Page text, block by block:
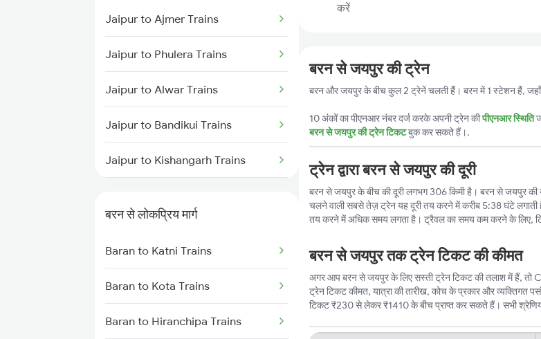
Baran to Phulera Trains
Baran to Hiranchipa Trains
Baran to Ajmer Trains
Baran to Jabalpur Trains
Baran to Jodhpur Trains
Baran to Kolkata Trains
Jaipur to Ajmer Trains
Jaipur to Phulera Trains
Jaipur to Alwar Trains
Jaipur to Bandikui Trains
Jaipur to Kishangarh Trains
Jaipur to New Delhi Trains
बरन से लोकप्रिय मार्ग
Baran to Katni Trains
Baran to Kota Trains
Baran to Hiranchipa Trains
करें
बरन से जयपुर की ट्रेन
बरन और जयपुर के बीच कुल 2 ट्रेनें चलती हैं। बरन में 1 स्टेशन हैं,
10 अंकों का पीएनआर नंबर दर्ज करके अपनी ट्रेन कीपीएनआर स्थिति
बरन से जयपुर की ट्रेन टिकटबुक कर सकते हैं।.
ट्रेन द्वारा बरन से जयपुर की दूरी
बरन से जयपुर के बीच की दूरी लगभग 306 किमी है। बरन से जयपुर की
चलने वाली सबसे तेज़ ट्रेन यह दूरी तय करने में करीब 5:38 घंटे
तय करने में अधिक समय लगता है। ट्रैवल का समय कम करने के
बरन से जयपुर तक ट्रेन टिकट की कीमत
अगर आप बरन से जयपुर के लिए सस्ती ट्रेन टिकट की तलाश में हैं,
ट्रेन टिकट कीमत, यात्रा की तारीख, कोच के प्रकार और व्यक्तिगत
टिकट ₹230 से लेकर ₹1410 के बीच प्राप्त कर सकते हैं। सभी